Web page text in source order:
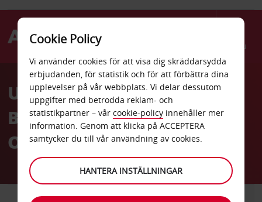
Menu
AvisUTHYRNINGSSTATIONER:
BILUTHYRNING I SVERIGE
OCH UTOMLANDS
BIL SKÅPBIL
Cookie Policy
Vi använder cookies för att visa dig skräddarsydda
erbjudanden, för statistik och för att förbättra dina
upplevelser på vår webbplats. Vi delar dessutom
uppgifter med betrodda reklam- och
statistikpartner – vår cookie-policy innehåller mer
information. Genom att klicka på ACCEPTERA
samtycker du till vår användning av cookies.
HANTERA INSTÄLLNINGAR